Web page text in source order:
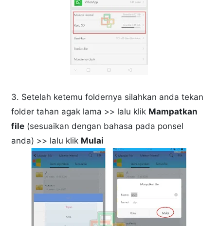
3. Setelah ketemu foldernya silahkan anda tekan
folder tahan agak lama >> lalu klik Mampatkan
file (sesuaikan dengan bahasa pada ponsel
anda) >> lalu klik Mulai